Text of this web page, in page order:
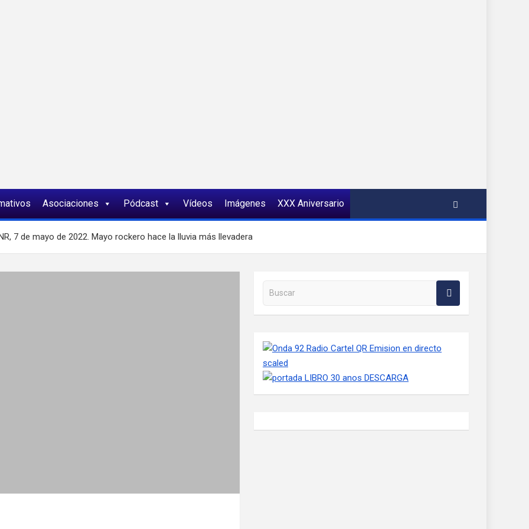
Asociaciones Pódcast Vídeos Imágenes XXX Aniversario
7 de mayo de 2022. Mayo rockero hace la lluvia más llevadera
Buscar en la web